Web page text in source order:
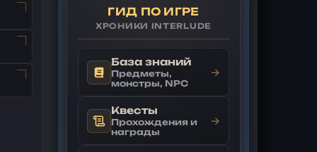
ГИД ПО ИГРЕ
ХРОНИКИ INTERLUDE
База знаний
Предметы,
монстры, NPC
→
Квесты
Прохождения и
награды
→